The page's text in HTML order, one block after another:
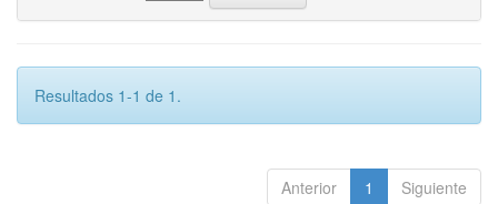
Resultados 1-1 de 1.
Anterior 1 Siguiente